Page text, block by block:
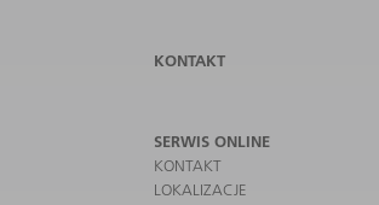
KONTAKT
SERWIS ONLINE
KONTAKT
LOKALIZACJE